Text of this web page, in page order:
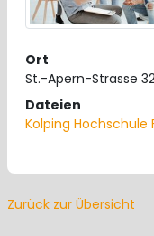
Ort
St.-Apern-Strasse
Dateien
Kolping Hochschule
Zurück zur Übersicht